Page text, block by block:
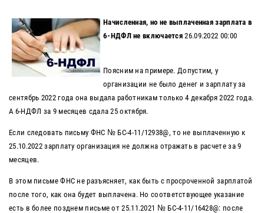
Начисленная, но не выплаченная зарплата в
6-НДФЛ не включается 26.09.2022 00:00
Поясним на примере. Допустим, у
организации не было денег и зарплату за
сентябрь 2022 года она выдала работникам только 4 декабря 2022 года.
А 6-НДФЛ за 9 месяцев сдала 25 октября.
Если следовать письму ФНС № БС-4-11/12938@, то не выплаченную к
25.10.2022 зарплату организация не должна отражать в расчете за 9
месяцев.
В этом письме ФНС не разъясняет, как быть с просроченной зарплатой
после того, как она будет выплачена. Но соответствующее указание
есть в более позднем письме от 25.11.2021 № БС-4-11/16428@: после